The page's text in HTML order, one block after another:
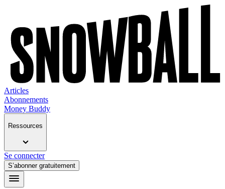
Articles
Abonnements
Money Buddy
Ressources
Se connecter
S’abonner gratuitement